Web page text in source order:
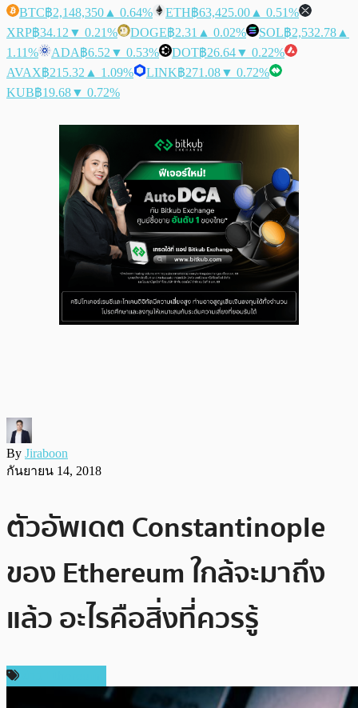
BTC฿2,148,350 ▲ 0.64% ETH฿63,425.00 ▲ 0.51%
XRP฿34.12 ▼ 0.21% DOGE฿2.31 ▲ 0.02% SOL฿2,532.78 ▲
1.11%
ADA฿6.52 ▼ 0.53% DOT฿26.64▼ 0.22%
AVAX฿215.32 ▲ 1.09% LINK฿271.08▼ 0.72%
KUB฿19.68▼ 0.72%
By Jiraboon
กันยายน 14, 2018
ตัวอัพเดต Constantinople
ของ Ethereum ใกล้จะมาถึง
แล้ว อะไรคือสิ่งที่ควรรู้